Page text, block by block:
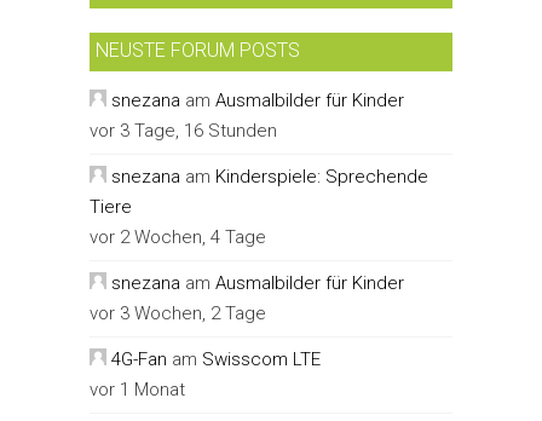
NEUSTE FORUM POSTS
snezana am Ausmalbilder für Kinder
vor 3 Tage, 16 Stunden
snezana am Kinderspiele: Sprechende
Tiere
vor 2 Wochen, 4 Tage
snezana am Ausmalbilder für Kinder
vor 3 Wochen, 2 Tage
4G-Fan am Swisscom LTE
vor 1 Monat